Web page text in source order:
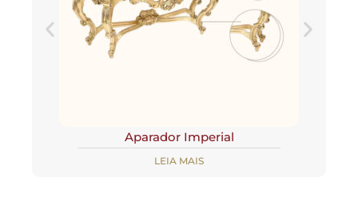
Aparador Imperial
LEIA MAIS